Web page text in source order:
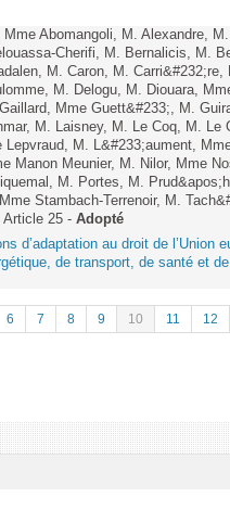
Abomangoli, M. Alexandre,
Cherifi, M. Bernalicis, M.
M. Caron, M.
M. Delogu, M. Diouara,
Mme Guett&#233;, M.
M. Laisney, M. Le Coq, M. Le
Lepvraud, M. L&#233;aument,
Manon Meunier, M. Nilor, Mme
M. Portes, M.
Stambach-Terrenoir, M.
Article 25 - Adopté
d’adaptation au droit de l’Union
de transport, de santé et
6 7 8 9 10 11
12